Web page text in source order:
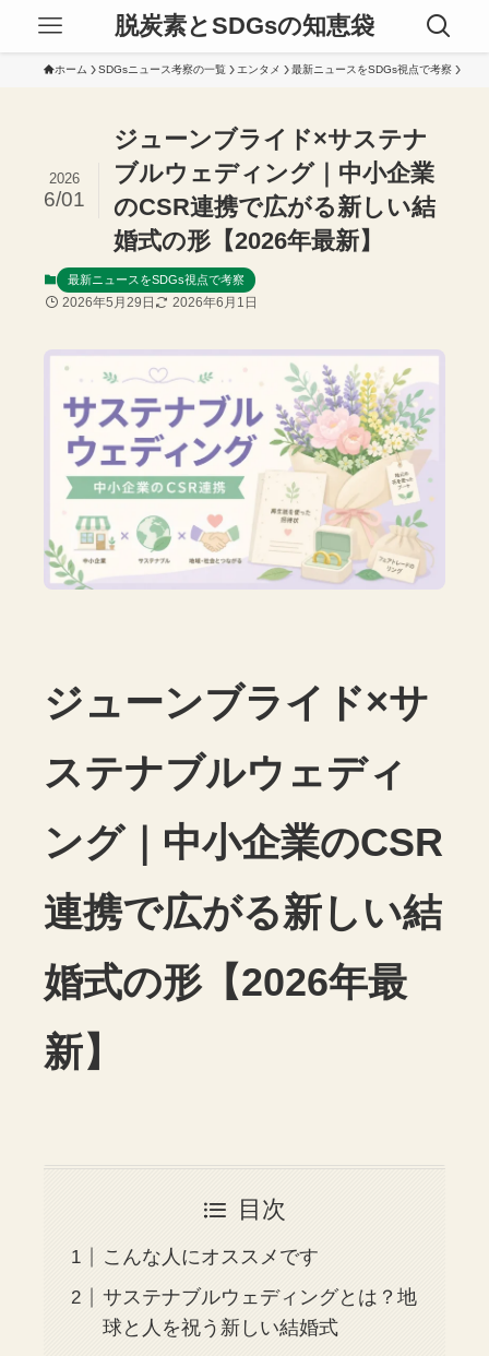
脱炭素とSDGsの知恵袋
ホーム SDGsニュース考察の一覧 エンタメ 最新ニュースをSDGs視点で考察
ジューンブライド×サステナ
ブルウェディング｜中小企業
のCSR連携で広がる新しい結
婚式の形【2026年最新】
2026
6/01
最新ニュースをSDGs視点で考察
2026年5月29日 2026年6月1日
ジューンブライド×サ
ステナブルウェディ
ング｜中小企業のCSR
連携で広がる新しい結
婚式の形【2026年最
新】
目次
こんな人にオススメです
サステナブルウェディングとは？地
球と人を祝う新しい結婚式